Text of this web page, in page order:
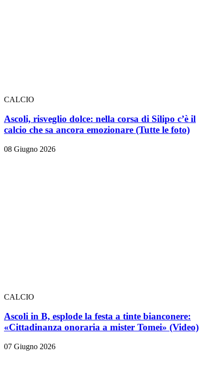
CALCIO
Ascoli, risveglio dolce: nella corsa di Silipo c’è il
calcio che sa ancora emozionare (Tutte le foto)
08 Giugno 2026
CALCIO
Ascoli in B, esplode la festa a tinte bianconere:
«Cittadinanza onoraria a mister Tomei» (Video)
07 Giugno 2026